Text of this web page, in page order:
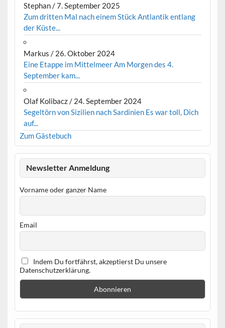
Stephan/7. September 2025
Zum dritten Mal nach einem Stück Antlantik entlang
der Küste...
Markus / 26. Oktober 2024
Eine Etappe im Mittelmeer Am Morgen des 4.
September kam...
Olaf Kolibacz/ 24. September 2024
Segeltörn von Sizilien nach Sardinien Es war toll, Dich
auf...
Zum Gästebuch
Newsletter Anmeldung
Vorname oder ganzer Name
Email
Indem Du fortfährst, akzeptierst Du unsere
Datenschutzerklärung.